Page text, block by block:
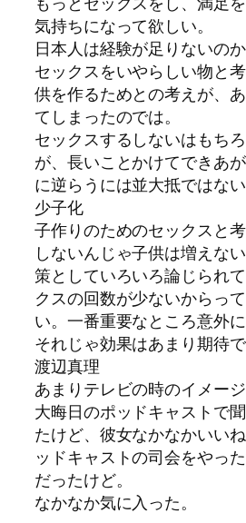
気持ちになって欲しい。
日本人は経験が足りないのか
セックスをいやらしい物と
供を作るためとの考えが、
てしまったのでは。
セックスするしないはもち
が、長いことかけてできあ
に逆らうには並大抵ではない
少子化
子作りのためのセックスと
しないんじゃ子供は増えな
策としていろいろ論じられ
クスの回数が少ないからっ
い。一番重要なところ意外
それじゃ効果はあまり期待で
渡辺真理
あまりテレビの時のイメー
大晦日のポッドキャストで
たけど、彼女なかなかいい
ッドキャストの司会をやっ
だったけど。
なかなか気に入った。